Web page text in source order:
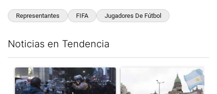
Representantes FIFA Jugadores De Fútbol
Noticias en Tendencia
Un artículo de tendencia con el título "La tensión frente al
Un artículo de tendencia